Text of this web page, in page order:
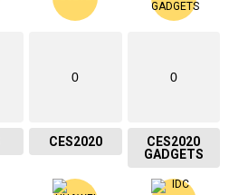
0
CES2020
0
CES2020
GADGETS